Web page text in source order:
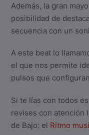
Además, la gran
posibilidad de
secuencia con un
A este beat lo
el que nos permite
pulsos que
Si te lías con todos
revises con atención
de Bajo: el Ritmo